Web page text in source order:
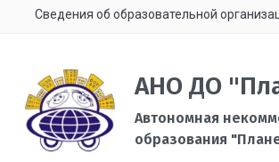
Сведения об образовательной
АНО ДО
Автономная
образования